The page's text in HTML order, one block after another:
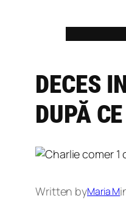
DECES
DUPĂ
Written byMaria M